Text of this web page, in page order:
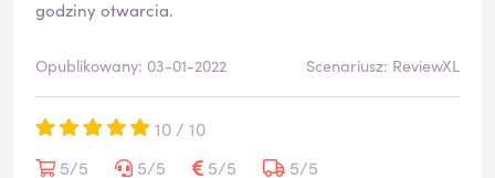
godziny otwarcia.
Opublikowany: 03-01-2022 Scenariusz: ReviewXL
10 / 10
5/5
5/5 5/5
5/5